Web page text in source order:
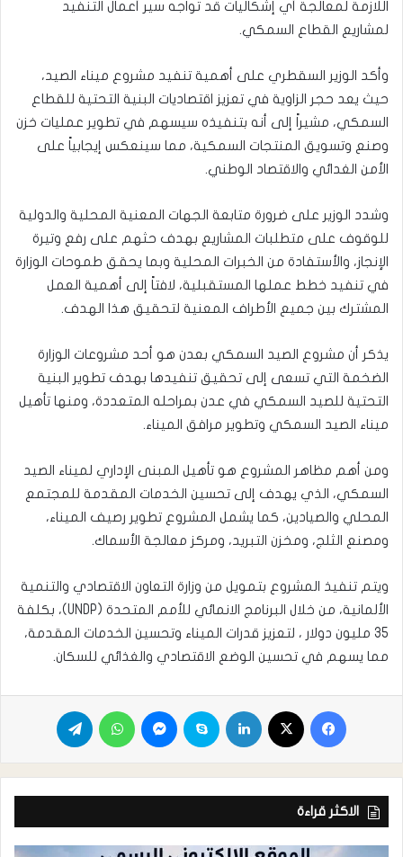
اللازمة لمعالجة أي إشكاليات قد تواجه سير أعمال التنفيد
لمشاريع القطاع السمكي.
وأكد الوزير السقطري على أهمية تنفيد مشروع ميناء الصيد،
حيث يعد حجر الزاوية في تعزيز اقتصاديات البنية التحتية للقطاع
السمكي، مشيراً إلى أنه بتنفيذه سيسهم في تطوير عمليات خزن
وصنع وتسويق المنتجات السمكية، مما سينعكس إيجابياً على
الأمن الغدائي والاقتصاد الوطني.
وشدد الوزير على ضرورة متابعة الجهات المعنية المحلية والدولية
للوقوف على متطلبات المشاريع بهدف حثهم على رفع وتيرة
الإنجاز، والأستفادة من الخبرات المحلية وبما يحقق طموحات الوزارة
في تنفيد خطط عملها المستقبلية، لافتاً إلى أهمية العمل
المشترك بين جميع الأطراف المعنية لتحقيق هذا الهدف.
يذكر أن مشروع الصيد السمكي بعدن هو أحد مشروعات الوزارة
الضخمة التي تسعى إلى تحقيق تنفيدها بهدف تطوير البنية
التحتية للصيد السمكي في عدن بمراحله المتعددة، ومنها تأهيل
ميناء الصيد السمكي وتطوير مرافق الميناء.
ومن أهم مظاهر المشروع هو تأهيل المبنى الإداري لميناء الصيد
السمكي، الذي يهدف إلى تحسين الخدمات المقدمة للمجتمع
المحلي والصيادين، كما يشمل المشروع تطوير رصيف الميناء،
ومصنع الثلج، ومخزن التبريد، ومركز معالجة الأسماك.
ويتم تنفيذ المشروع بتمويل من وزارة التعاون الاقتصادي والتنمية
الألمانية، من خلال البرنامج الانمائي للأمم المتحدة (UNDP)، بكلفة
35 مليون دولار ، لتعزيز قدرات الميناء وتحسين الخدمات المقدمة،
مما يسهم في تحسين الوضع الاقتصادي والغذائي للسكان.
الاكثر قراءة